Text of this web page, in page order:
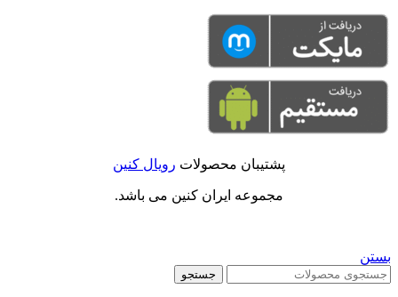
پشتیبان محصولات رویال کنین
مجموعه ایران کنین می باشد.
بستن
جستجو